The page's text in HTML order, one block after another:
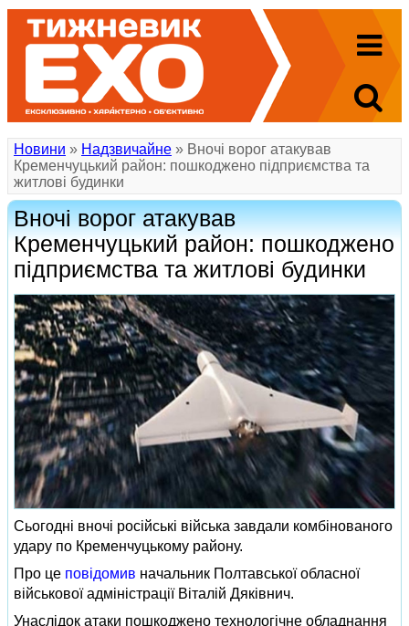
Новини » Надзвичайне » Вночі ворог атакував
Кременчуцький район: пошкоджено підприємства та
житлові будинки
Вночі ворог атакував
Кременчуцький район: пошкоджено
підприємства та житлові будинки
Сьогодні вночі російські війська завдали комбінованого
удару по Кременчуцькому району.
Про це повідомив начальник Полтавської обласної
військової адміністрації Віталій Дяківнич.
Унаслідок атаки пошкоджено технологічне обладнання